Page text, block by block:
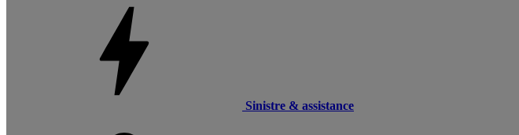
Sinistre & assistance